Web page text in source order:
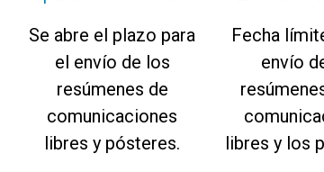
Se abre el plazo para
el envío de los
resúmenes de
comunicaciones
libres y pósteres.
Fecha
envío
libres y los